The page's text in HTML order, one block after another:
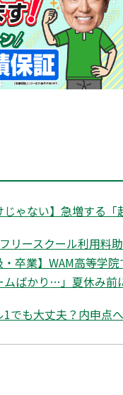
じゃない】急増する
リースクール利用
・卒業】WAM高等
ムばかり…」夏休み
1でも大丈夫？内申